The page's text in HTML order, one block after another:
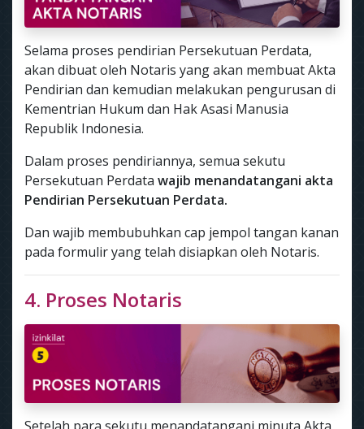
Selama proses pendirian Persekutuan Perdata,
akan dibuat oleh Notaris yang akan membuat Akta
Pendirian dan kemudian melakukan pengurusan di
Kementrian Hukum dan Hak Asasi Manusia
Republik Indonesia.
Dalam proses pendiriannya, semua sekutu
Persekutuan Perdata wajib menandatangani akta
Pendirian Persekutuan Perdata.
Dan wajib membubuhkan cap jempol tangan kanan
pada formulir yang telah disiapkan oleh Notaris.
4. Proses Notaris